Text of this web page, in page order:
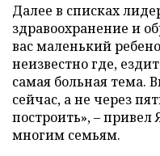
Далее в списках
здравоохранение и
вас маленький
неизвестно где,
самая больная тема.
сейчас, а не через
построить», –
многим семьям.